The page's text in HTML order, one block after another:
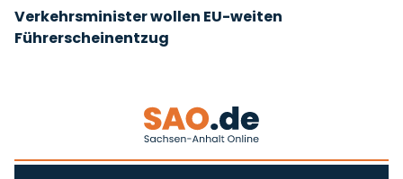
Verkehrsminister wollen EU-weiten
Führerscheinentzug